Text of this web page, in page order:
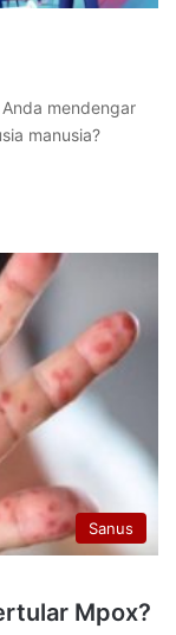
mendengar
manusia?
Sanus
Mpox?